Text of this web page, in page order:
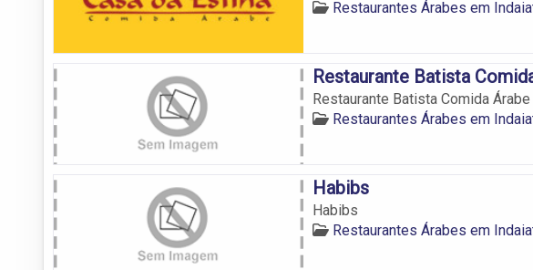
Restaurantes Árabes em
Restaurante Batista
Restaurante Batista Comida Árabe
Restaurantes Árabes em
Habibs
Habibs
Restaurantes Árabes em